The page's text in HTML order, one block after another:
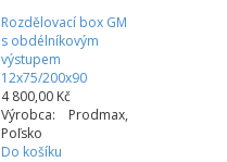
Rozdělovací box GM
s obdélníkovým
výstupem
12x75/200x90
4 800,00 Kč
Výrobca: Prodmax,
Poľsko
Do košíku